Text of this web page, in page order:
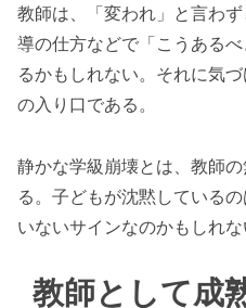
教師は、「変われ」と言わ
導の仕方などで「こうある
るかもしれない。それに気
の入り口である。
静かな学級崩壊とは、教師
る。子どもが沈黙している
いないサインなのかもしれな
教師として成